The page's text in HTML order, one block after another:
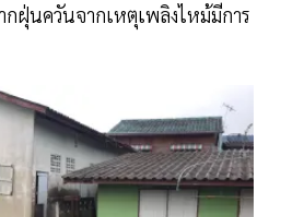
ฝุ่นควันจากเหตุเพลิงไหม้มีการ